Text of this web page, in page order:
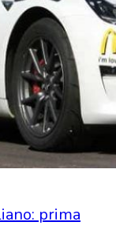
prima